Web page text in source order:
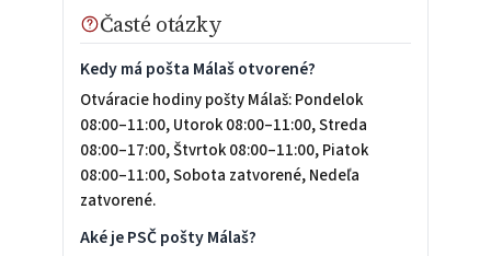
Časté otázky
Kedy má pošta Málaš otvorené?
Otváracie hodiny pošty Málaš: Pondelok
08:00–11:00, Utorok 08:00–11:00, Streda
08:00–17:00, Štvrtok 08:00–11:00, Piatok
08:00–11:00, Sobota zatvorené, Nedeľa
zatvorené.
Aké je PSČ pošty Málaš?